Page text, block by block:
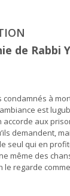
de Rabbi
condamnés à
est
accorde aux
demandent,
seul qui en
même des
le regarde